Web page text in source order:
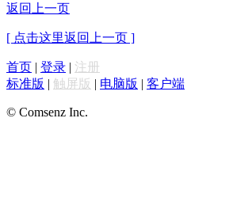
返回上一页
[ 点击这里返回上一页 ]
首页 | 登录 | 注册
标准版 | 触屏版 | 电脑版 | 客户端
© Comsenz Inc.